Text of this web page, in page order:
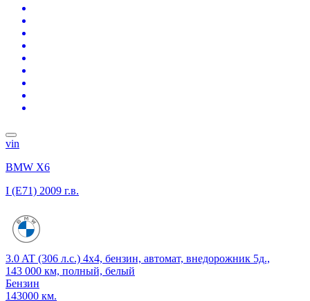
vin
BMW X6
I (E71) 2009 г.в.
3.0 AT (306 л.с.) 4x4, бензин, автомат, внедорожник 5д.,
143 000 км, полный, белый
Бензин
143000 км.